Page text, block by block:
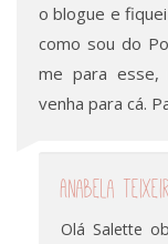
o blogue e
como sou do
me para
venha para cá.
Anabela
Olá Salette